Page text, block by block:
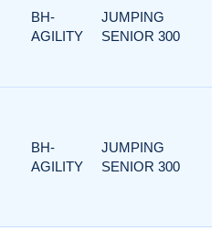
BH-
AGILITY
JUMPING
SENIOR 300
BH-
AGILITY
JUMPING
SENIOR 300